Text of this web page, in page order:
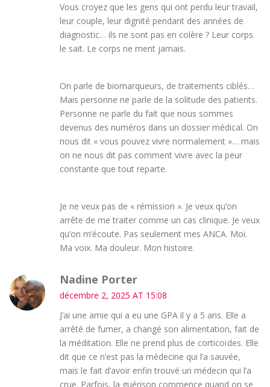
Vous croyez que les gens qui ont perdu leur travail,
leur couple, leur dignité pendant des années de
diagnostic… ils ne sont pas en colère ? Leur corps
le sait. Le corps ne ment jamais.
On parle de biomarqueurs, de traitements ciblés…
Mais personne ne parle de la solitude des patients.
Personne ne parle du fait que nous sommes
devenus des numéros dans un dossier médical. On
nous dit « vous pouvez vivre normalement »… mais
on ne nous dit pas comment vivre avec la peur
constante que tout reparte.
Je ne veux pas de « rémission ». Je veux qu’on
arrête de me traiter comme un cas clinique. Je veux
qu’on m’écoute. Pas seulement mes ANCA. Moi.
Ma voix. Ma douleur. Mon histoire.
Nadine Porter
décembre 2, 2025 AT 15:08
J’ai une amie qui a eu une GPA il y a 5 ans. Elle a
arrêté de fumer, a changé son alimentation, fait de
la méditation. Elle ne prend plus de corticoïdes. Elle
dit que ce n’est pas la médecine qui l’a sauvée,
mais le fait d’avoir enfin trouvé un médecin qui l’a
crue. Parfois, la guérison commence quand on se